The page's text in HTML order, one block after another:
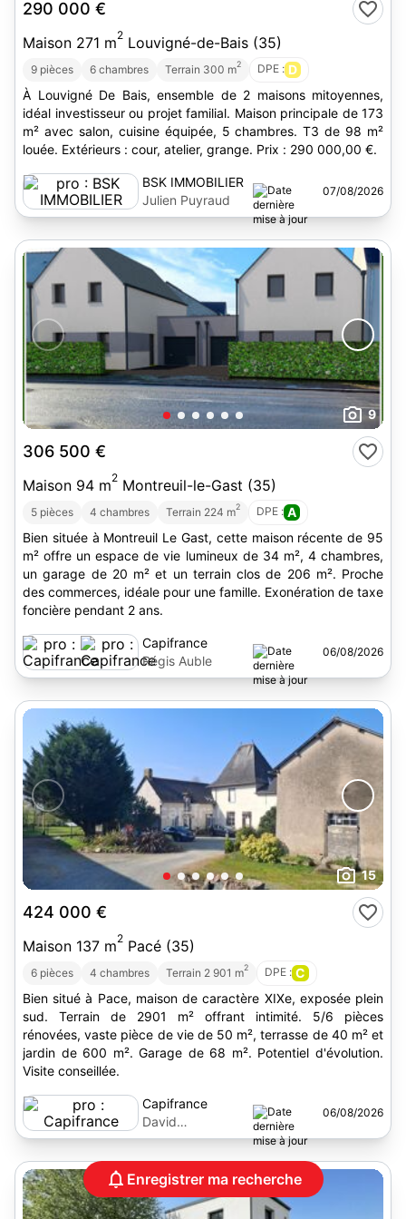
290 000 €
Maison 271 m2 Louvigné-de-Bais (35)
9 pièces 6 chambres Terrain 300 m2 DPE : D
À Louvigné De Bais, ensemble de 2 maisons mitoyennes,
idéal investisseur ou projet familial. Maison principale de 173
m² avec salon, cuisine équipée, 5 chambres. T3 de 98 m²
louée. Extérieurs : cour, atelier, grange. Prix : 290 000,00 €.
BSK IMMOBILIER
Julien Puyraud
07/08/2026
9
306 500 €
Maison 94 m2 Montreuil-le-Gast (35)
5 pièces 4 chambres Terrain 224 m2 DPE : A
Bien située à Montreuil Le Gast, cette maison récente de 95
m² offre un espace de vie lumineux de 34 m², 4 chambres,
un garage de 20 m² et un terrain clos de 206 m². Proche
des commerces, idéale pour une famille. Exonération de taxe
foncière pendant 2 ans.
Capifrance
Régis Auble
06/08/2026
15
424 000 €
Maison 137 m2 Pacé (35)
6 pièces 4 chambres Terrain 2 901 m2 DPE : C
Bien situé à Pace, maison de caractère XIXe, exposée plein
sud. Terrain de 2901 m² offrant intimité. 5/6 pièces
rénovées, vaste pièce de vie de 50 m², terrasse de 40 m² et
jardin de 600 m². Garage de 68 m². Potentiel d'évolution.
Visite conseillée.
Capifrance
David
Symchowicz
06/08/2026
Enregistrer ma recherche